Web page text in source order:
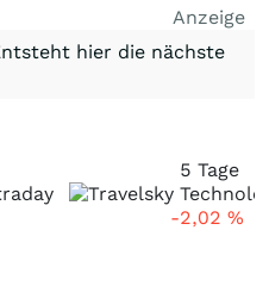
Anzeige
hier die nächste
5 Tage
-2,02 %